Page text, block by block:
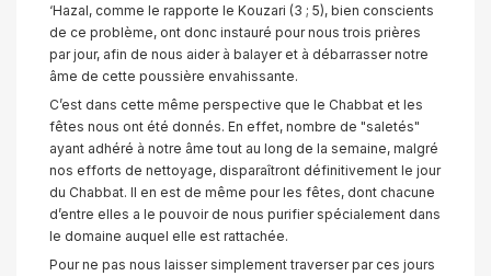
‘Hazal, comme le rapporte le Kouzari (3 ; 5), bien conscients
de ce problème, ont donc instauré pour nous trois prières
par jour, afin de nous aider à balayer et à débarrasser notre
âme de cette poussière envahissante.
C’est dans cette même perspective que le Chabbat et les
fêtes nous ont été donnés. En effet, nombre de "saletés"
ayant adhéré à notre âme tout au long de la semaine, malgré
nos efforts de nettoyage, disparaîtront définitivement le jour
du Chabbat. Il en est de même pour les fêtes, dont chacune
d’entre elles a le pouvoir de nous purifier spécialement dans
le domaine auquel elle est rattachée.
Pour ne pas nous laisser simplement traverser par ces jours